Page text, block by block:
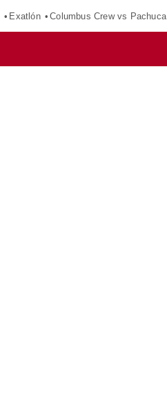
Exatlón Columbus Crew vs Pachuca